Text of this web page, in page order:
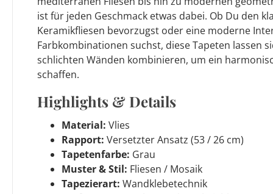
ist für jeden Geschmack etwas dabei. Ob Du den
Keramikfliesen bevorzugst oder eine moderne
Farbkombinationen suchst, diese Tapeten lassen
schlichten Wänden kombinieren, um ein
schaffen.
Highlights & Details
Material: Vlies
Rapport: Versetzter Ansatz (53 / 26 cm)
Tapetenfarbe: Grau
Muster & Stil: Fliesen / Mosaik
Tapezierart: Wandklebetechnik